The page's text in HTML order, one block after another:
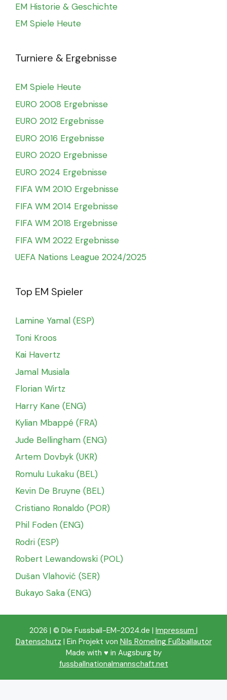
EM Historie & Geschichte
EM Spiele Heute
Turniere & Ergebnisse
EM Spiele Heute
EURO 2008 Ergebnisse
EURO 2012 Ergebnisse
EURO 2016 Ergebnisse
EURO 2020 Ergebnisse
EURO 2024 Ergebnisse
FIFA WM 2010 Ergebnisse
FIFA WM 2014 Ergebnisse
FIFA WM 2018 Ergebnisse
FIFA WM 2022 Ergebnisse
UEFA Nations League 2024/2025
Top EM Spieler
Lamine Yamal (ESP)
Toni Kroos
Kai Havertz
Jamal Musiala
Florian Wirtz
Harry Kane (ENG)
Kylian Mbappé (FRA)
Jude Bellingham (ENG)
Artem Dovbyk (UKR)
Romulu Lukaku (BEL)
Kevin De Bruyne (BEL)
Cristiano Ronaldo (POR)
Phil Foden (ENG)
Rodri (ESP)
Robert Lewandowski (POL)
Dušan Vlahović (SER)
Bukayo Saka (ENG)
2026 | © Die Fussball-EM-2024.de | Impressum |
Datenschutz | Ein Projekt von Nils Römeling Fußballautor
Made with ♥️ in Augsburg by
fussballnationalmannschaft.net